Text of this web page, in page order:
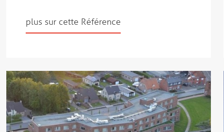
plus sur cette Référence